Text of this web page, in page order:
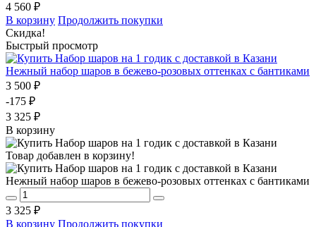
4 560 ₽
В корзину Продолжить покупки
Скидка!
Быстрый просмотр
Нежный набор шаров в бежево-розовых оттенках с бантиками
3 500 ₽
-175 ₽
3 325 ₽
В корзину
Товар добавлен в корзину!
Нежный набор шаров в бежево-розовых оттенках с бантиками
3 325 ₽
В корзину Продолжить покупки